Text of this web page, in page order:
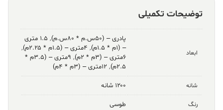
توضیحات تکمیلی
ابعاد
پادری – (۵۰س.م * ۸۰س.م) ,
۱.۵ متری
– (۱م * ۱.۵م)
, ۴متری – (۱.۵م * ۲.۲۵م)
,
۶متری – (۳م * ۲م)
,
۹متری – (۳.۵م *
۲.۵م)
, ۱۲متری – (۳م * ۴م)
شانه ۱۲۰۰ شانه
رنگ طوسی